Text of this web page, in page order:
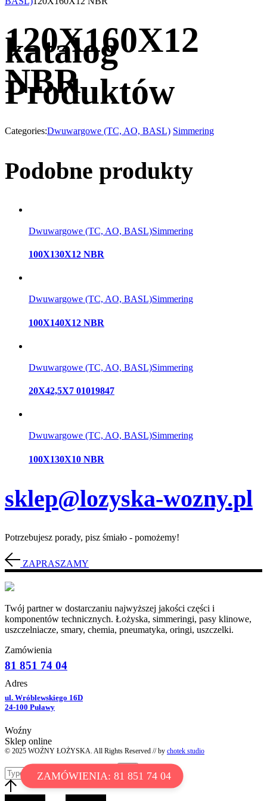
ZAMÓWIENIA: 81 851 74 04
katalog
Produktów
120X160X12
NBR
Categories:Dwuwargowe (TC, AO, BASL) Simmering
Podobne produkty
Dwuwargowe (TC, AO, BASL)Simmering
100X130X12 NBR
Dwuwargowe (TC, AO, BASL)Simmering
100X140X12 NBR
Dwuwargowe (TC, AO, BASL)Simmering
20X42,5X7 01019847
Dwuwargowe (TC, AO, BASL)Simmering
100X130X10 NBR
sklep@lozyska-wozny.pl
Potrzebujesz porady, pisz śmiało - pomożemy!
ZAPRASZAMY
Twój partner w dostarczaniu najwyższej jakości części i
komponentów technicznych. Łożyska, simmeringi, pasy klinowe,
uszczelniacze, smary, chemia, pneumatyka, oringi, uszczelki.
Zamówienia
81 851 74 04
Adres
ul. Wróblewskiego 16D
24-100 Puławy
Woźny
Sklep online
© 2025 WOŹNY ŁOŻYSKA. All Rights Reserved // by chotek studio